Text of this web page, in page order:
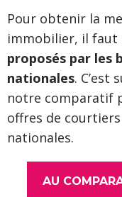
Pour obtenir la
immobilier, il faut
proposés par les
nationales. C’est
notre comparatif
offres de
nationales.
►
ACCÉDER
AU